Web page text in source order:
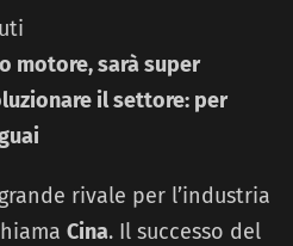
motore, sarà super
il settore: per
rivale per l’industria
Cina. Il successo del